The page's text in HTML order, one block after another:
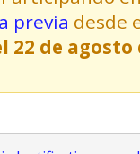
previa desde
22 de agosto